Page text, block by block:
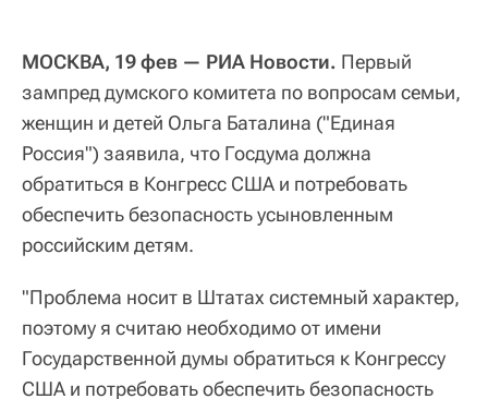
МОСКВА, 19 фев — РИА Новости. Первый
зампред думского комитета по вопросам семьи,
женщин и детей Ольга Баталина ("Единая
Россия") заявила, что Госдума должна
обратиться в Конгресс США и потребовать
обеспечить безопасность усыновленным
российским детям.
"Проблема носит в Штатах системный характер,
поэтому я считаю необходимо от имени
Государственной думы обратиться к Конгрессу
США и потребовать обеспечить безопасность